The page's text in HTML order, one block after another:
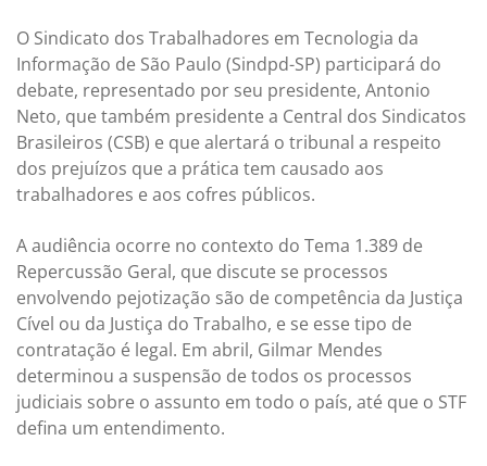
O Sindicato dos Trabalhadores em Tecnologia da
Informação de São Paulo (Sindpd-SP) participará do
debate, representado por seu presidente, Antonio
Neto, que também presidente a Central dos Sindicatos
Brasileiros (CSB) e que alertará o tribunal a respeito
dos prejuízos que a prática tem causado aos
trabalhadores e aos cofres públicos.
A audiência ocorre no contexto do Tema 1.389 de
Repercussão Geral, que discute se processos
envolvendo pejotização são de competência da Justiça
Cível ou da Justiça do Trabalho, e se esse tipo de
contratação é legal. Em abril, Gilmar Mendes
determinou a suspensão de todos os processos
judiciais sobre o assunto em todo o país, até que o STF
defina um entendimento.